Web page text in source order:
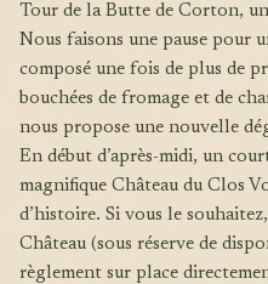
Tour de la Butte de Corton,
Nous faisons une pause pour
composé une fois de plus de
bouchées de fromage et de
nous propose une nouvelle
En début d’après-midi, un
magnifique Château du Clos
d’histoire. Si vous le
Château (sous réserve de
règlement sur place